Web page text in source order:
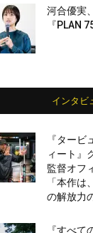
河合優実
『PLAN
インタビ
『タービ
ィート』
監督オフ
「本作
の解放力
『すべて